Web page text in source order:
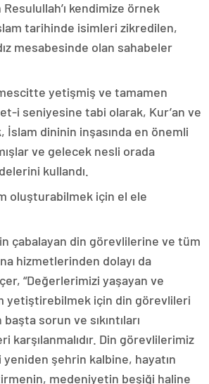
kendimize örnek
tarihinde isimleri zikredilen,
mesabesinde olan sahabeler
yetişmiş ve tamamen
i seniyesine tabi olarak, Kur’an ve
İslam dininin inşasında en önemli
ve gelecek nesli orada
kullandı.
oluşturabilmek için el ele
çabalayan din görevlilerine ve tüm
hizmetlerinden dolayı da
“Değerlerimizi yaşayan ve
yetiştirebilmek için din görevlileri
sorun ve sıkıntıları
karşılanmalıdır. Din görevlilerimiz
şehrin kalbine, hayatın
medeniyetin beşiği haline